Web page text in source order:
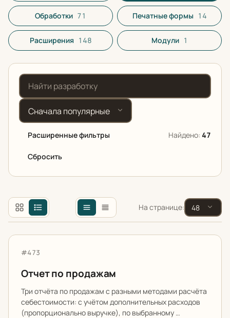
Обработки 71 Печатные формы 14
Расширения 148 Модули 1
Поиск по названию или описанию
Сортировка
Расширенные фильтры Найдено: 47
Сбросить
Назначение
Цена от (₽)
На странице:
Отчет по продажам
Артикул:
#473
Отчет по продажам
Три отчёта по продажам с разными методами расчёта
себестоимости: с учётом дополнительных расходов
(пропорционально выручке), по выбранному …